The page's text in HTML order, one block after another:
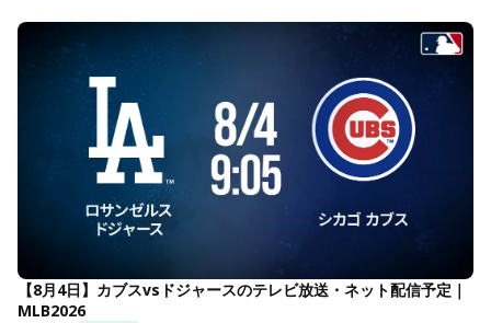
【8月4日】カブスvsドジャースのテレビ放送・ネット配信予定｜
MLB2026